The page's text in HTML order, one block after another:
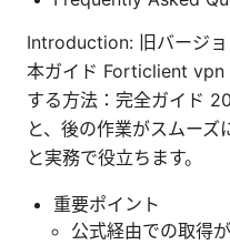
Introduction: 旧バージ
本ガイド Forticlient vpn
する方法：完全ガイド
と、後の作業がスムーズ
と実務で役立ちます。
重要ポイント
公式経由での取得